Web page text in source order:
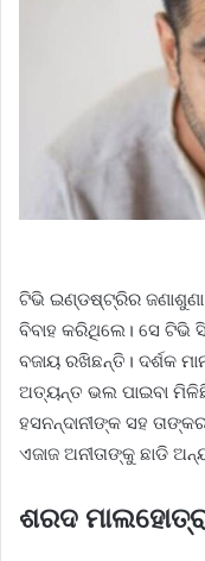
ଟିଭି ଇଣ୍ଡଷ୍ଟ୍ରିର ଜଣାଶୁଣା
ବିବାହ କରିଥିଲେ। ସେ
ବଜାୟ ରଖିଛନ୍ତି। ଦର୍ଶକ
ଅତ୍ୟନ୍ତ ଭଲ ପାଇବା
ହସନନ୍ଦାନୀଙ୍କ ସହ
ଏଜାଜ ଅନୀତାଙ୍କୁ ଛାଡି
ଶରଦ